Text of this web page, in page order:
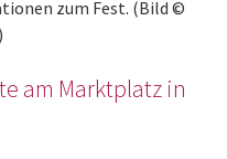
zum Fest. (Bild ©
am Marktplatz in